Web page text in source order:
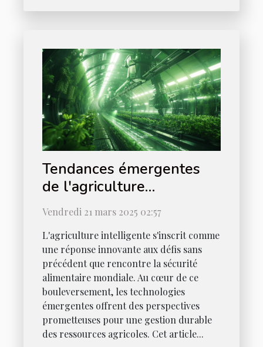
Tendances émergentes
de l'agriculture
intelligente et leur impact
sur la sécurité alimentaire
mondiale
Vendredi 21 mars 2025 02:57
L'agriculture intelligente s'inscrit comme
une réponse innovante aux défis sans
précédent que rencontre la sécurité
alimentaire mondiale. Au cœur de ce
bouleversement, les technologies
émergentes offrent des perspectives
prometteuses pour une gestion durable
des ressources agricoles. Cet article...